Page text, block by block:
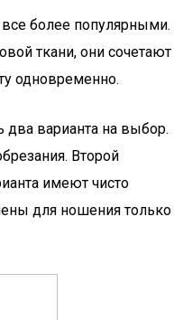
более популярными.
ткани, они сочетают
одновременно.
варианта на выбор.
Второй
имеют чисто
для ношения только